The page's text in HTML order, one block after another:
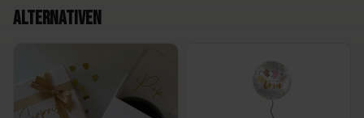
Alternativen